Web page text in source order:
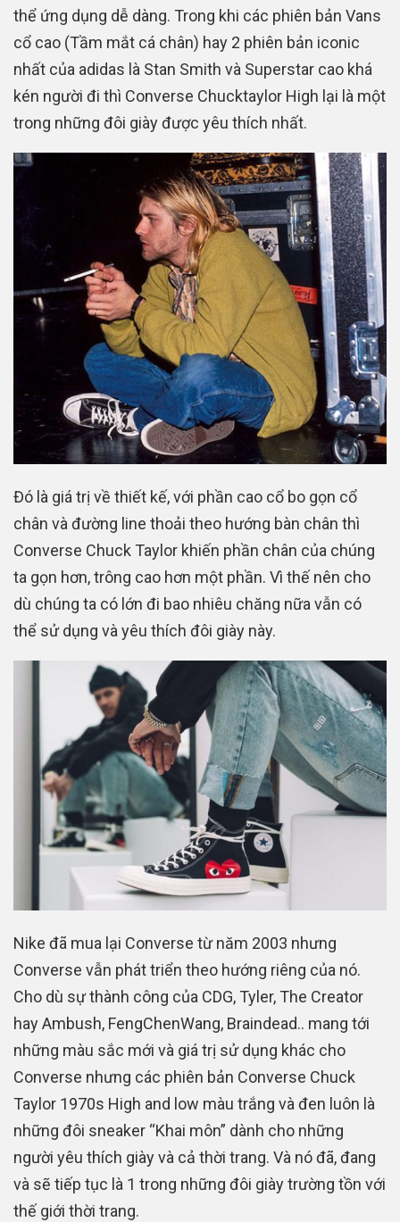
thể ứng dụng dễ dàng. Trong khi các phiên bản Vans
cổ cao (Tầm mắt cá chân) hay 2 phiên bản iconic
nhất của adidas là Stan Smith và Superstar cao khá
kén người đi thì Converse Chucktaylor High lại là một
trong những đôi giày được yêu thích nhất.
Đó là giá trị về thiết kế, với phần cao cổ bo gọn cổ
chân và đường line thoải theo hướng bàn chân thì
Converse Chuck Taylor khiến phần chân của chúng
ta gọn hơn, trông cao hơn một phần. Vì thế nên cho
dù chúng ta có lớn đi bao nhiêu chăng nữa vẫn có
thể sử dụng và yêu thích đôi giày này.
Nike đã mua lại Converse từ năm 2003 nhưng
Converse vẫn phát triển theo hướng riêng của nó.
Cho dù sự thành công của CDG, Tyler, The Creator
hay Ambush, FengChenWang, Braindead.. mang tới
những màu sắc mới và giá trị sử dụng khác cho
Converse nhưng các phiên bản Converse Chuck
Taylor 1970s High and low màu trắng và đen luôn là
những đôi sneaker “Khai môn” dành cho những
người yêu thích giày và cả thời trang. Và nó đã, đang
và sẽ tiếp tục là 1 trong những đôi giày trường tồn với
thế giới thời trang.